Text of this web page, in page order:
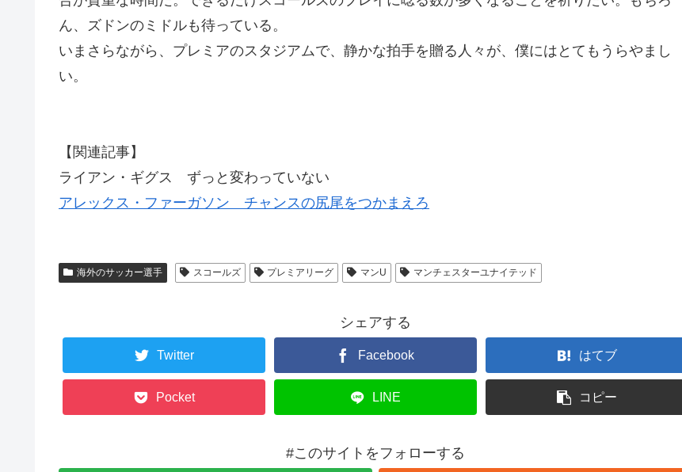
ん、ズドンのミドルも待っている。
いまさらながら、プレミアのスタジアムで、静かな拍手を贈る人々が、僕にはとてもうらやまし
い。
【関連記事】
ライアン・ギグス ずっと変わっていない
アレックス・ファーガソン チャンスの尻尾をつかまえろ
海外のサッカー選手 スコールズ プレミアリーグ マンU マンチェスターユナイテッド
シェアする
Twitter Facebook はてブ
Pocket LINE コピー
#このサイトをフォローする